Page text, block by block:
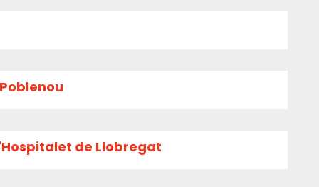
de Llobregat